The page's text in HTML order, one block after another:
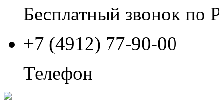
Бесплатный звонок по
+7 (4912) 77-90-00
Телефон